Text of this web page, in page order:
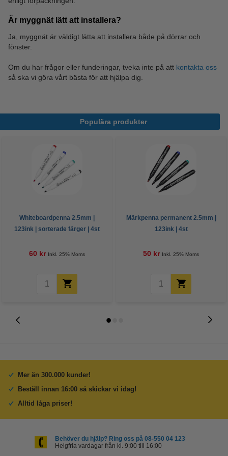
Är myggnät lätt att installera?
Ja, myggnät är väldigt lätta att installera både på dörrar och
fönster.
Om du har frågor eller funderingar, tveka inte på att kontakta oss
så ska vi göra vårt bästa för att hjälpa dig.
Populära produkter
Whiteboardpenna 2.5mm |
123ink | sorterade färger | 4st
60 kr Inkl. 25% Moms
Märkpenna permanent 2.5mm |
123ink | 4st
50 kr Inkl. 25% Moms
Mer än 300.000 kunder!
Beställ innan 16:00 så skickar vi idag!
Alltid låga priser!
Behöver du hjälp? Ring oss på 08-550 04 123
Helgfria vardagar från kl. 9:00 till 16:00